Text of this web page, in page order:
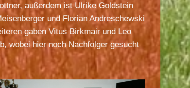
außerdem ist Ulrike Goldstein
und Florian Andreschewski
gaben Vitus Birkmair und Leo
wobei hier noch Nachfolger gesucht